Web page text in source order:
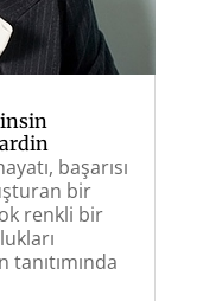
başarısı
bir
renkli bir
tanıtımında